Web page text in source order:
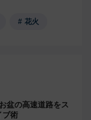
花火
盆の高速道路をス
ブ術